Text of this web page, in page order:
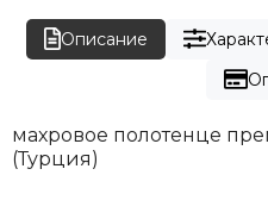
Описание
махровое полотенце
(Турция)